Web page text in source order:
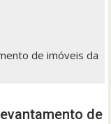
de imóveis da
de